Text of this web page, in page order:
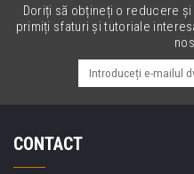
Doriți să obțineți o reducere
primiți sfaturi și tutoriale
CONTACT